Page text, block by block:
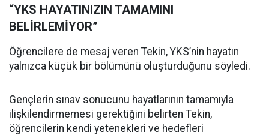
“YKS HAYATINIZIN TAMAMINI
BELİRLEMİYOR”
Öğrencilere de mesaj veren Tekin, YKS’nin hayatın
yalnızca küçük bir bölümünü oluşturduğunu söyledi.
Gençlerin sınav sonucunu hayatlarının tamamıyla
ilişkilendirmemesi gerektiğini belirten Tekin,
öğrencilerin kendi yetenekleri ve hedefleri